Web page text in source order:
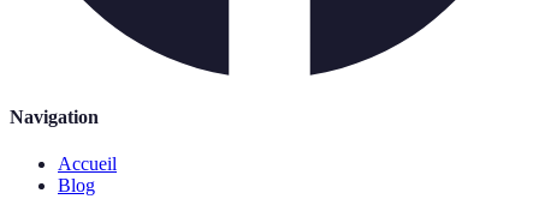
Navigation
Accueil
Blog